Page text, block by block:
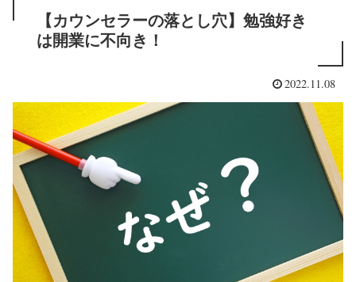
【カウンセラーの落とし穴】勉強好き
は開業に不向き！
2022.11.08